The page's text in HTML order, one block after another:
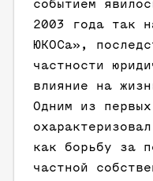
событием
2003 года так
ЮКОСа»,
частности
влияние на
Одним из
как борьбу за
частной